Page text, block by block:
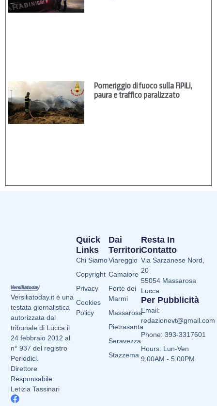
Pomeriggio di fuoco sulla FiPiLi,
paura e traffico paralizzato
Versiliatoday.it è una
testata giornalistica
autorizzata dal
tribunale di Lucca il
24 febbraio 2012 al
n° 937 del registro
Periodici.
Direttore
Responsabile:
Letizia Tassinari
Dai
Territori
Viareggio
Camaiore
Forte dei
Marmi
Massarosa
Pietrasanta
Seravezza
Stazzema
Quick
Links
Chi Siamo
Copyright
Privacy
Cookies
Policy
Resta In
Contatto
Via Sarzanese Nord,
20
55054 Massarosa
Lucca
Per Pubblicità
Email:
redazionevt@gmail.com
Phone: 393-3317601
Hours: Lun-Ven
9:00AM - 5:00PM